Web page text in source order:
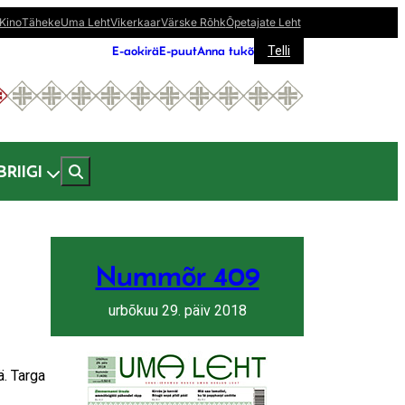
TähekeUma LehtVikerkaarVärske RõhkÕpetajate Leht
E-aokiräE-puutAnna tukõ Telli
Targa
Nummõr 409
urbõkuu 29. päiv 2018